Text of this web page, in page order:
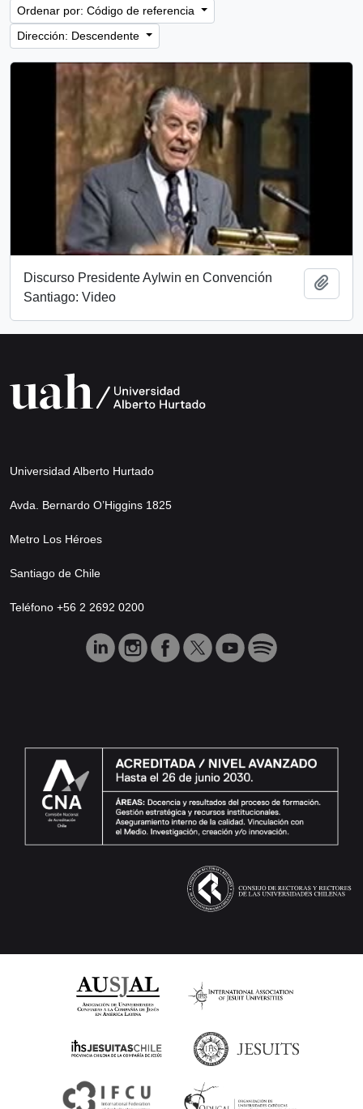
Ordenar por: Código de referencia
Dirección: Descendente
Discurso Presidente Aylwin en Convención
Santiago: Video
Universidad Alberto Hurtado
Avda. Bernardo O’Higgins 1825
Metro Los Héroes
Santiago de Chile
Teléfono +56 2 2692 0200